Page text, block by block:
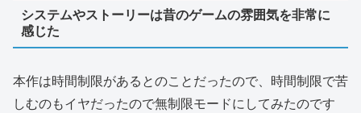
システムやストーリーは昔のゲームの雰囲気を非常に
感じた
本作は時間制限があるとのことだったので、時間制限で苦
しむのもイヤだったので無制限モードにしてみたのです